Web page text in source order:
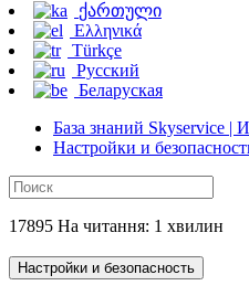
ქართული
Ελληνικά
Türkçe
Русский
Беларуская
База знаний Skyservice |
Настройки и
17895 На читання: 1 хвилин
Настройки и безопасность